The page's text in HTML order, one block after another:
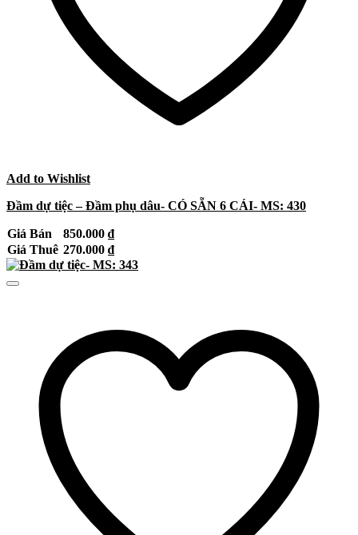
Add to Wishlist
Đầm dự tiệc – Đầm phụ dâu- CÓ SẴN 6 CÁI- MS: 430
Giá Bán 850.000 ₫
Giá Thuê 270.000 ₫